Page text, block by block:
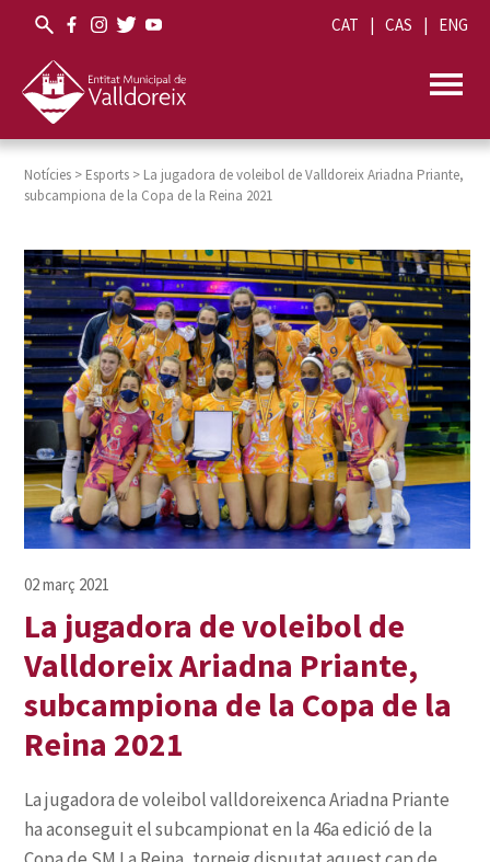
CAT CAS ENG
Notícies > Esports > La jugadora de voleibol de Valldoreix Ariadna Priante,
subcampiona de la Copa de la Reina 2021
La jugadora de voleibol de
Valldoreix Ariadna Priante,
subcampiona de la Copa de la
Reina 2021